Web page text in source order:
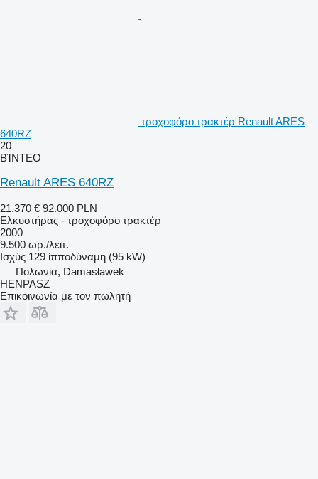
τροχοφόρο τρακτέρ Renault ARES
640RZ
20
ΒΊΝΤΕΟ
Renault ARES 640RZ
21.370 € 92.000 PLN
Ελκυστήρας - τροχοφόρο τρακτέρ
2000
9.500 ωρ./λειτ.
Ισχύς 129 ίπποδύναμη (95 kW)
Πολωνία, Damasławek
HENPASZ
Επικοινωνία με τον πωλητή